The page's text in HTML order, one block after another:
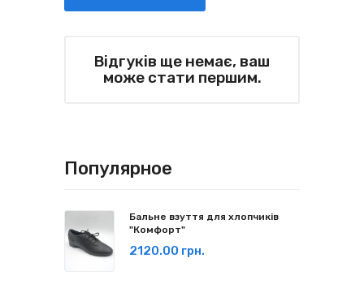
Відгуків ще немає, ваш
може стати першим.
Популярное
Бальне взуття для хлопчиків
"Комфорт"
2120.00 грн.